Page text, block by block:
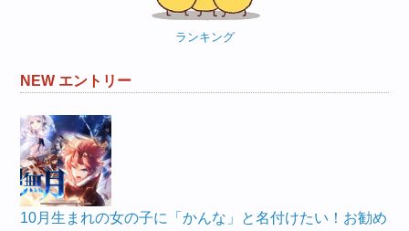
ランキング
NEW エントリー
10月生まれの女の子に「かんな」と名付けたい！お勧め